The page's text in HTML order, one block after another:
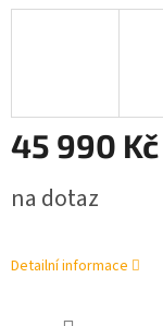
45 990 Kč
cena:
na dotaz
Detailní informace